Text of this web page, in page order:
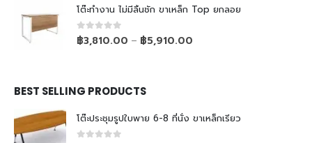
โต๊ะทำงาน ไม่มีลิ้นชัก ขาเหล็ก Top ยกลอย
0out of 5
฿3,810.00 – ฿5,910.00
BEST SELLING PRODUCTS
โต๊ะประชุมรูปใบพาย 6-8 ที่นั่ง ขาเหล็กเรียว